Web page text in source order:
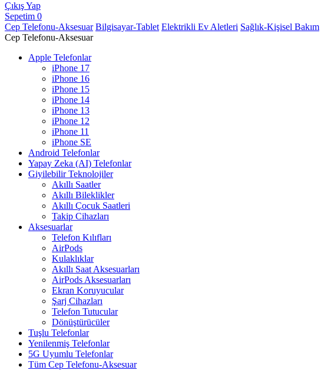
Çıkış Yap
Sepetim 0
Cep Telefonu-Aksesuar Bilgisayar-Tablet Elektrikli Ev Aletleri Sağlık-Kişisel Bakım
Cep Telefonu-Aksesuar
Apple Telefonlar
iPhone 17
iPhone 16
iPhone 15
iPhone 14
iPhone 13
iPhone 12
iPhone 11
iPhone SE
Android Telefonlar
Yapay Zeka (AI) Telefonlar
Giyilebilir Teknolojiler
Akıllı Saatler
Akıllı Bileklikler
Akıllı Çocuk Saatleri
Takip Cihazları
Aksesuarlar
Telefon Kılıfları
AirPods
Kulaklıklar
Akıllı Saat Aksesuarları
AirPods Aksesuarları
Ekran Koruyucular
Şarj Cihazları
Telefon Tutucular
Dönüştürücüler
Tuşlu Telefonlar
Yenilenmiş Telefonlar
5G Uyumlu Telefonlar
Tüm Cep Telefonu-Aksesuar